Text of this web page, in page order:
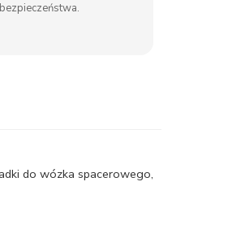
do wózka spacerowego,